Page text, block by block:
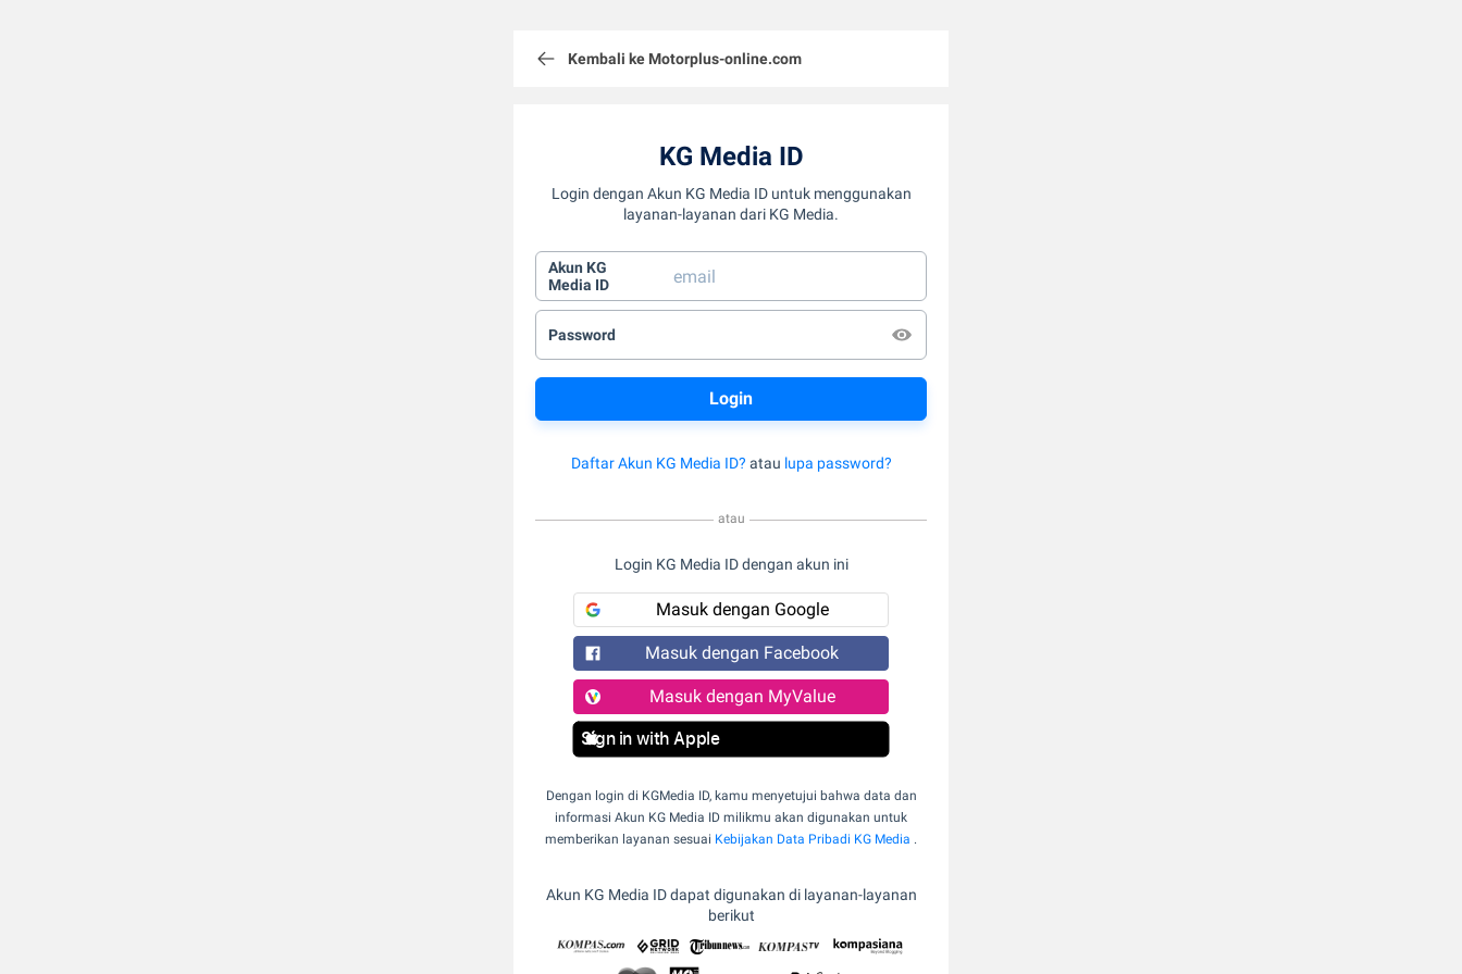
Kembali ke Motorplus-online.com
KG Media ID
Login dengan Akun KG Media ID untuk menggunakan
layanan-layanan dari KG Media.
Akun KG
Media ID
Password
Daftar Akun KG Media ID? atau lupa password?
atau
Login KG Media ID dengan akun ini
Masuk dengan Google
Masuk dengan Facebook
Masuk dengan MyValue
Sign in with Apple
Dengan login di KGMedia ID, kamu menyetujui bahwa data dan
informasi Akun KG Media ID milikmu akan digunakan untuk
memberikan layanan sesuai Kebijakan Data Pribadi KG Media .
Akun KG Media ID dapat digunakan di layanan-layanan
berikut